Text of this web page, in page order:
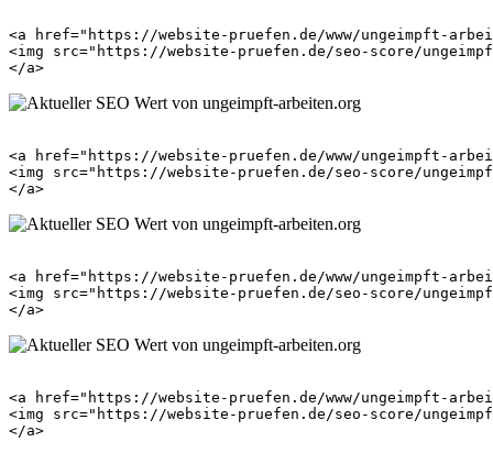
<a href="https://website-pruefen.de/www/ungeimpft-
<img src="https://website-pruefen.de/seo-score/
<a href="https://website-pruefen.de/www/ungeimpft-
<img src="https://website-pruefen.de/seo-score/
<a href="https://website-pruefen.de/www/ungeimpft-
<img src="https://website-pruefen.de/seo-score/
<a href="https://website-pruefen.de/www/ungeimpft-
<img src="https://website-pruefen.de/seo-score/